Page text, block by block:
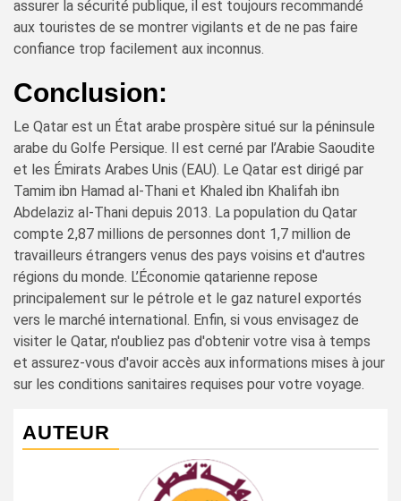
assurer la sécurité publique, il est toujours recommandé
aux touristes de se montrer vigilants et de ne pas faire
confiance trop facilement aux inconnus.
Conclusion:
Le Qatar est un État arabe prospère situé sur la péninsule
arabe du Golfe Persique. Il est cerné par l’Arabie Saoudite
et les Émirats Arabes Unis (EAU). Le Qatar est dirigé par
Tamim ibn Hamad al-Thani et Khaled ibn Khalifah ibn
Abdelaziz al-Thani depuis 2013. La population du Qatar
compte 2,87 millions de personnes dont 1,7 million de
travailleurs étrangers venus des pays voisins et d'autres
régions du monde. L’Économie qatarienne repose
principalement sur le pétrole et le gaz naturel exportés
vers le marché international. Enfin, si vous envisagez de
visiter le Qatar, n'oubliez pas d'obtenir votre visa à temps
et assurez-vous d'avoir accès aux informations mises à jour
sur les conditions sanitaires requises pour votre voyage.
AUTEUR